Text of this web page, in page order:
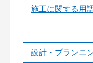
施工に関する用
設計・プランニ